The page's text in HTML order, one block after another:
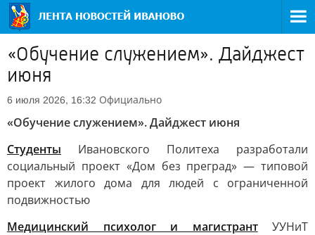
«Обучение служением». Дайджест
июня
6 июля 2026, 16:32 Официально
«Обучение служением». Дайджест июня
Студенты Ивановского Политеха разработали
социальный проект «Дом без преград» — типовой
проект жилого дома для людей с ограниченной
подвижностью
Медицинский психолог и магистрантУУНиТ